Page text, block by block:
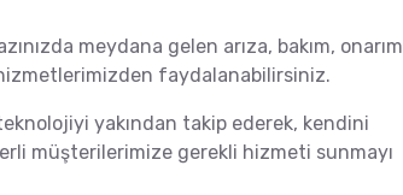
meydana gelen arıza, bakım, onarım
faydalanabilirsiniz.
yakından takip ederek, kendini
müşterilerimize gerekli hizmeti sunmayı